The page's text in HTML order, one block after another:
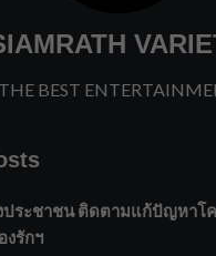
THE BEST
ประชาชน ติดตามแก้ปัญหาโค
งรักฯ